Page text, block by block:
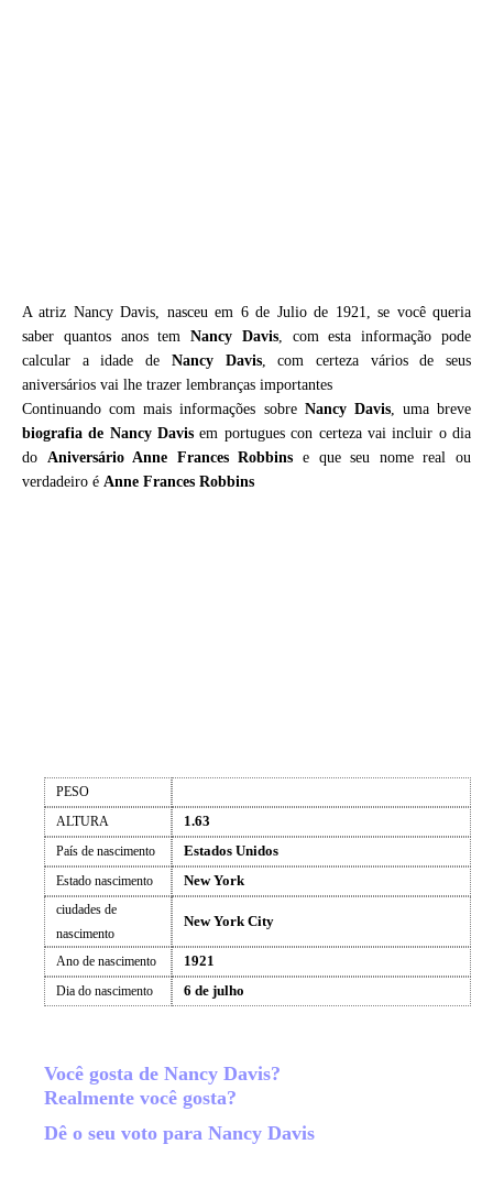
A atriz Nancy Davis, nasceu em 6 de Julio de 1921, se você queria
saber quantos anos temNancy Davis, com esta informação pode
calcular a idade de Nancy Davis, com certeza vários de seus
aniversários vai lhe trazer lembranças importantes
Continuando com mais informações sobre Nancy Davis, uma breve
biografia de Nancy Davis em portugues con certeza vai incluir o dia
do Aniversário Anne Frances Robbins e que seu nome real ou
verdadeiro é Anne Frances Robbins
PESO
ALTURA
1.63
País de nascimento Estados Unidos
Estado nascimento New York
ciudades de
nascimento
New York City
Ano de nascimento 1921
Dia do nascimento 6 de julho
Você gosta de Nancy Davis?
Realmente você gosta?
Dê o seu voto para Nancy Davis